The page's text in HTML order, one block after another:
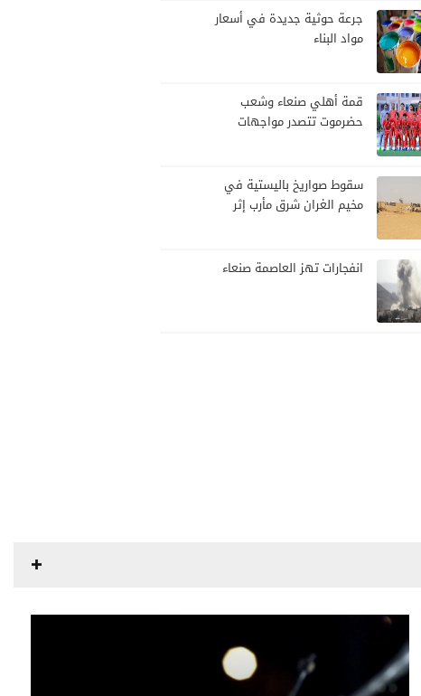
جرعة حوثية جديدة في أسعار
مواد البناء
قمة أهلي صنعاء وشعب
حضرموت تتصدر مواجهات
سقوط صواريخ باليستية في
مخيم الغران شرق مأرب إثر
انفجارات تهز العاصمة صنعاء